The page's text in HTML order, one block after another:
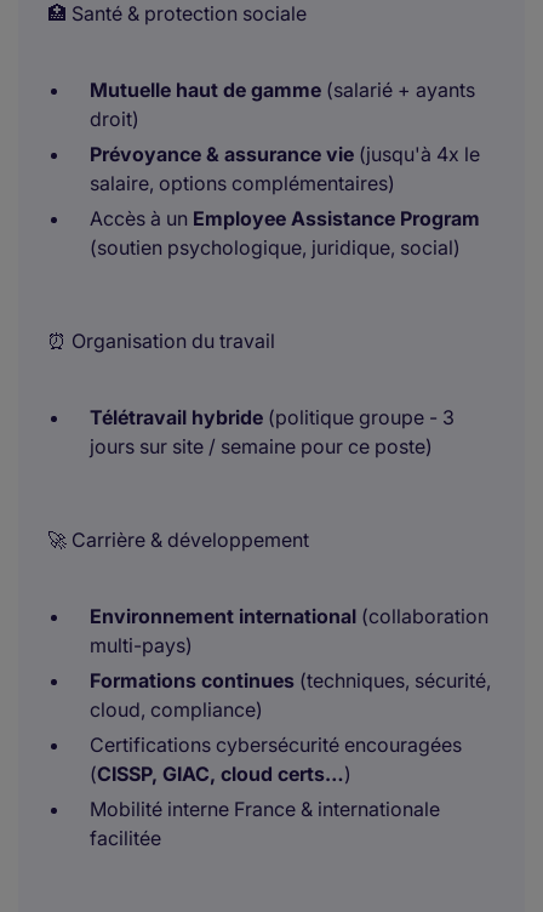
🏥 Santé & protection sociale
Mutuelle haut de gamme (salarié + ayants
droit)
Prévoyance & assurance vie (jusqu'à 4x le
salaire, options complémentaires)
Accès à un Employee Assistance Program
(soutien psychologique, juridique, social)
⏰ Organisation du travail
Télétravail hybride (politique groupe - 3
jours sur site / semaine pour ce poste)
🚀 Carrière & développement
Environnement international (collaboration
multi-pays)
Formations continues (techniques, sécurité,
cloud, compliance)
Certifications cybersécurité encouragées
(CISSP, GIAC, cloud certs…)
Mobilité interne France & internationale
facilitée